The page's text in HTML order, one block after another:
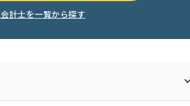
計士を一覧から探す